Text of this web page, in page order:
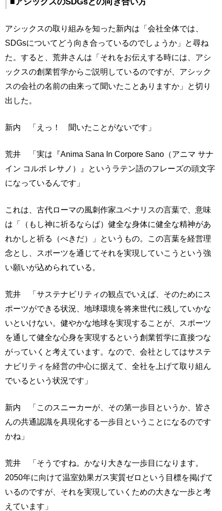
アシックスの取り組みを知った新内は「会社全体では、
SDGsについてどう向き合っているのでしょうか」と尋ね
た。すると、荒井さんは「それをお伝えする時には、アシ
ックスの創業哲学からご説明しているのですが、アシック
スの会社の名前の由来って聞いたことありますか」と切り
出した。
新内 「えっ！ 聞いたことがないです」
荒井 「実は『Anima Sana In Corpore Sano（アニマ サナ
イン コルポ レサノ）』というラテン語のフレーズの頭文字
になっているんです」
これは、古代ローマの風刺作家ユベナリスの言葉で、意味
は「（もし神に祈るならば）健全な身体に健全な精神があ
れかしと祈る（べきだ）」というもの。この言葉を経営理
念とし、スポーツを通じてそれを実現していこうという強
い願いが込められている。
荒井 「サステナビリティの観点でいえば、そのためにス
ポーツができる状況、地球環境を将来世代に残していかな
いといけない。健やかな地球を実現することが、スポーツ
を通して健全な心身を実現するという創業哲学に直接つな
がっていくと考えています。なので、会社としてはサステ
ナビリティを経営の中心に据えて、全社を上げて取り組ん
でいるという状況です」
新内 「このスニーカーが、その第一歩目というか、皆さ
んの共通認識を具現化する一歩目ということになるのです
かね」
荒井 「そうですね。かなり大きな一歩目になります。
2050年に向けて温室効果ガス実質ゼロという目標を掲げて
いるのですが、それを実現していくための大きな一歩と考
えています」